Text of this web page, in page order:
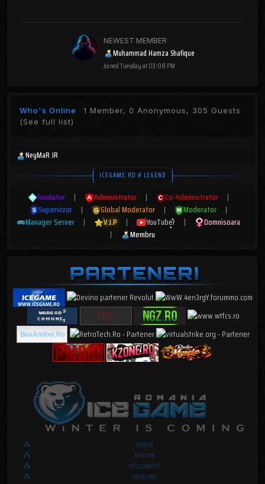
NEWEST MEMBER
Muhammad Hamza Shafique
JoinedTuesday at 03:08 PM
Who's Online 1 Member, 0 Anonymous, 305 Guests
(See full list)
NeyMaR JR
ICEGAME.RO # LEGEND
Fondator | Administrator | Co-Administrator
|
Supervizor
| Global Moderator | Moderator
|
Manager Server
| V.I.P | YouTuber |
Domnisoara
|
Membru
FORUM
AFILIERE
REGULAMENT
RECRUTARI